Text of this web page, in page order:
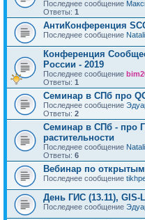
Последнее сообщение
Ответы: 1
АнтиКонференция
Последнее сообщение
Конференция
России - 2019
Последнее сообщение
Ответы: 1
Семинар в СПб про
Последнее сообщение
Ответы: 2
Семинар в СПб - про
растительности
Последнее сообщение
Ответы: 6
Вебинар по
Последнее сообщение
День ГИС (13.11), GIS-
Последнее сообщение